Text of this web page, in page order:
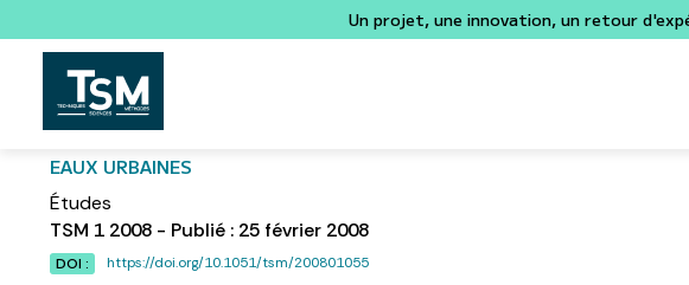
Un projet, une innovation, un retour
EAUX URBAINES
Études
TSM 1 2008 - Publié : 25 février 2008
DOI : https://doi.org/10.1051/tsm/200801055